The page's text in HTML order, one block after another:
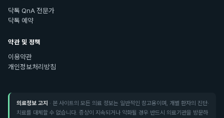
닥톡 QnA 전문가
닥톡 예약
약관 및 정책
이용약관
개인정보처리방침
의료정보 고지 · 본 사이트의 모든 의료 정보는 일반적인 참고용이며, 개별 환자의 진단·
치료를 대체할 수 없습니다. 증상이 지속되거나 악화될 경우 반드시 의료기관을 방문하